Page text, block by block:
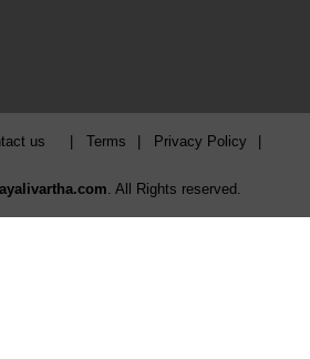
us Terms Privacy Policy
. All Rights reserved.